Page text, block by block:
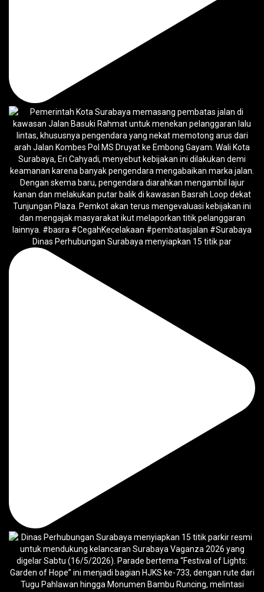
Dinas Perhubungan Surabaya menyiapkan 15 titik par